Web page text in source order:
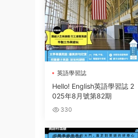
英語學習誌
Hello! English英語學習誌 2
025年8月號第82期
330